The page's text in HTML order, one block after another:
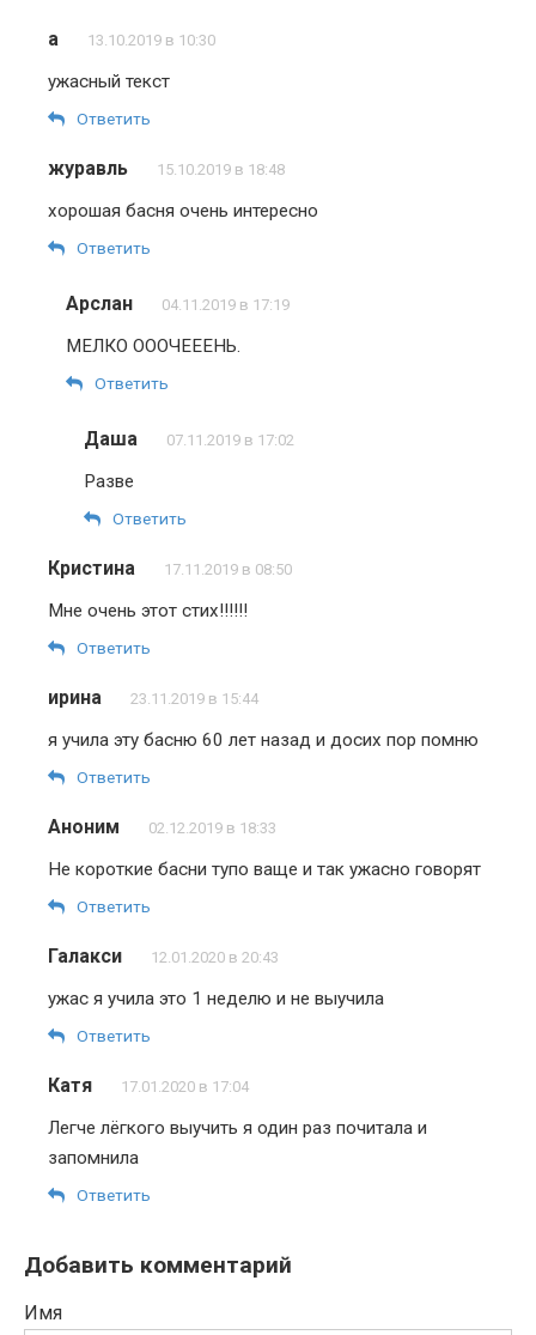
а 13.10.2019 в 10:30
ужасный текст
Ответить
журавль 15.10.2019 в 18:48
хорошая басня очень интересно
Ответить
Арслан 04.11.2019 в 17:19
МЕЛКО ОООЧЕЕЕНЬ.
Ответить
Даша 07.11.2019 в 17:02
Разве
Ответить
Кристина 17.11.2019 в 08:50
Мне очень этот стих!!!!!!
Ответить
ирина 23.11.2019 в 15:44
я учила эту басню 60 лет назад и досих пор помню
Ответить
Аноним 02.12.2019 в 18:33
Не короткие басни тупо ваще и так ужасно говорят
Ответить
Галакси 12.01.2020 в 20:43
ужас я учила это 1 неделю и не выучила
Ответить
Катя 17.01.2020 в 17:04
Легче лёгкого выучить я один раз почитала и
запомнила
Ответить
Добавить комментарий
Имя